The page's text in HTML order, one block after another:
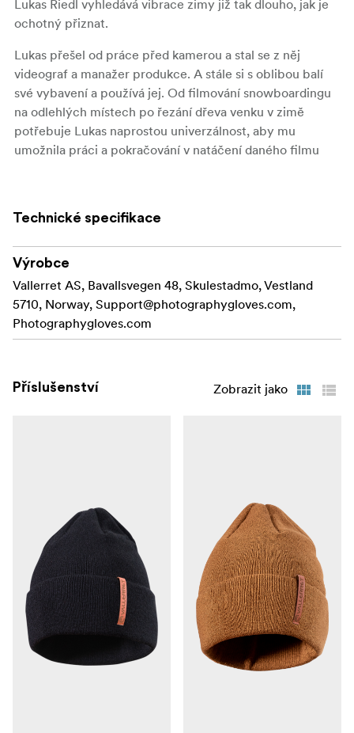
Lukas Riedl vyhledává vibrace zimy již tak dlouho, jak je
ochotný přiznat.
Lukas přešel od práce před kamerou a stal se z něj
videograf a manažer produkce. A stále si s oblibou balí
své vybavení a používá jej. Od filmování snowboardingu
na odlehlých místech po řezání dřeva venku v zimě
potřebuje Lukas naprostou univerzálnost, aby mu
umožnila práci a pokračování v natáčení daného filmu
rozhodně zamilujete a ve kterých se budete cítit jako
www.luckyreel.euinstagram.com/lukassan
1. Vyjímatelné vnitřní rukavice – Polartec® Power
Stretch® Pro™Tenké, teplé a odolné s prstem a palcem
pro dotykové obrazovky. Na zadní straně prstů je
2. 100% merino vlna a izolace PrimaloftPodšívka ze
k ovládacím prvkům s využitím všech 4 prstů nebo pouze
jednoho. Část FlipTech drží v sundané poloze magnety
nebo boční spona, abyste měli co nejsvobodnější přístup
k ovládacím prvkům.
4. Vysoce výkonné materiály
Falešná PU kůže, DWR
a laminovaný měkký kepr odolávají vodě a zajišťují
vynikající ochranu proti větru.
5. Úchop celou dlaníDlaňová část s integrovaným
Technické specifikace
Výrobce
Vallerret AS, Bavallsvegen 48, Skulestadmo, Vestland
5710, Norway, Support@photographygloves.com,
Photographygloves.com
Příslušenství Zobrazit jako